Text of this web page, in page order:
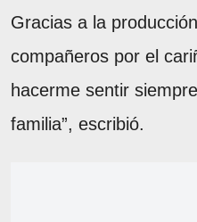
Gracias a la
compañeros por el
hacerme sentir
familia”, escribió.